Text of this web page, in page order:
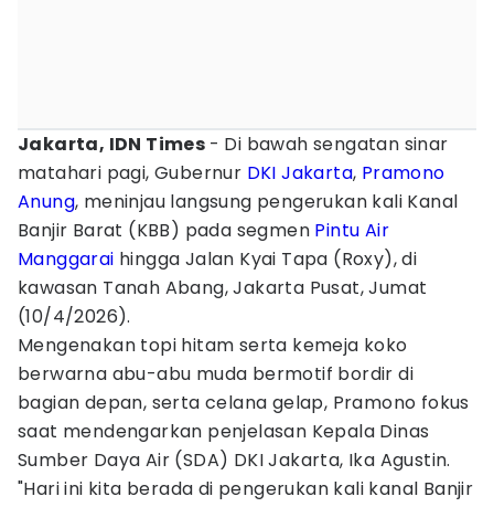
Jakarta, IDN Times - Di bawah sengatan sinar
matahari pagi, Gubernur DKI Jakarta, Pramono
Anung, meninjau langsung pengerukan kali Kanal
Banjir Barat (KBB) pada segmen Pintu Air
Manggarai hingga Jalan Kyai Tapa (Roxy), di
kawasan Tanah Abang, Jakarta Pusat, Jumat
(10/4/2026).
Mengenakan topi hitam serta kemeja koko
berwarna abu-abu muda bermotif bordir di
bagian depan, serta celana gelap, Pramono fokus
saat mendengarkan penjelasan Kepala Dinas
Sumber Daya Air (SDA) DKI Jakarta, Ika Agustin.
"Hari ini kita berada di pengerukan kali kanal Banjir